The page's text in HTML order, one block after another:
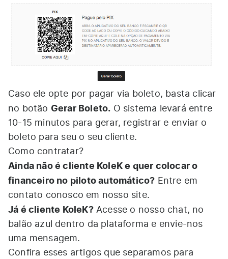
Caso ele opte por pagar via boleto, basta clicar
no botão Gerar Boleto. O sistema levará entre
10-15 minutos para gerar, registrar e enviar o
boleto para seu o seu cliente.
Como contratar?
Ainda não é cliente KoleK e quer colocar o
financeiro no piloto automático? Entre em
contato conosco em nosso site.
Já é cliente KoleK?Acesse o nosso chat, no
balão azul dentro da plataforma e envie-nos
uma mensagem.
Confira esses artigos que separamos para